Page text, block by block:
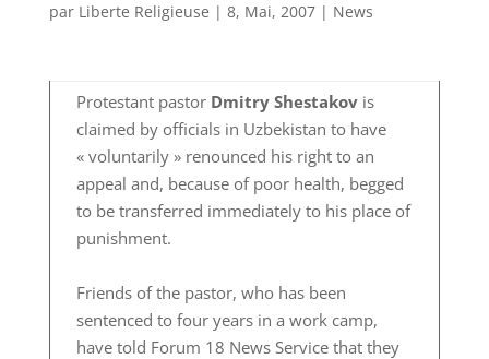
par Liberte Religieuse | 8, Mai, 2007| News
Protestant pastor Dmitry Shestakovis
claimed by officials in Uzbekistan to have
« voluntarily » renounced his right to an
appeal and, because of poor health, begged
to be transferred immediately to his place of
punishment.
Friends of the pastor, who has been
sentenced to four years in a work camp,
have told Forum 18 News Service that they